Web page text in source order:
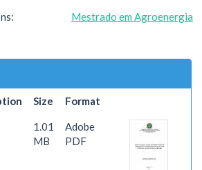
Mestrado em Agroenergia
Size Format
1.01
MB
Adobe
PDF